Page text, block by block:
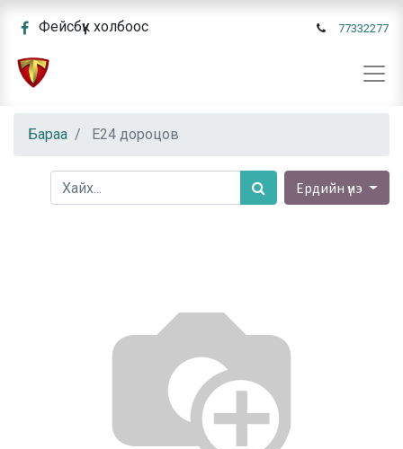
Фейсбүүк холбоос 77332277
Бараа E24 дороцов
Ердийн үнэ